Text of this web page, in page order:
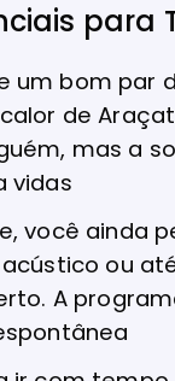
para
um bom par
de
mas a
vidas
você ainda
ou
A